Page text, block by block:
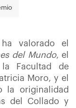
valorado el
del Mundo, el
Facultad de
Moro, y el
la originalidad
del Collado y